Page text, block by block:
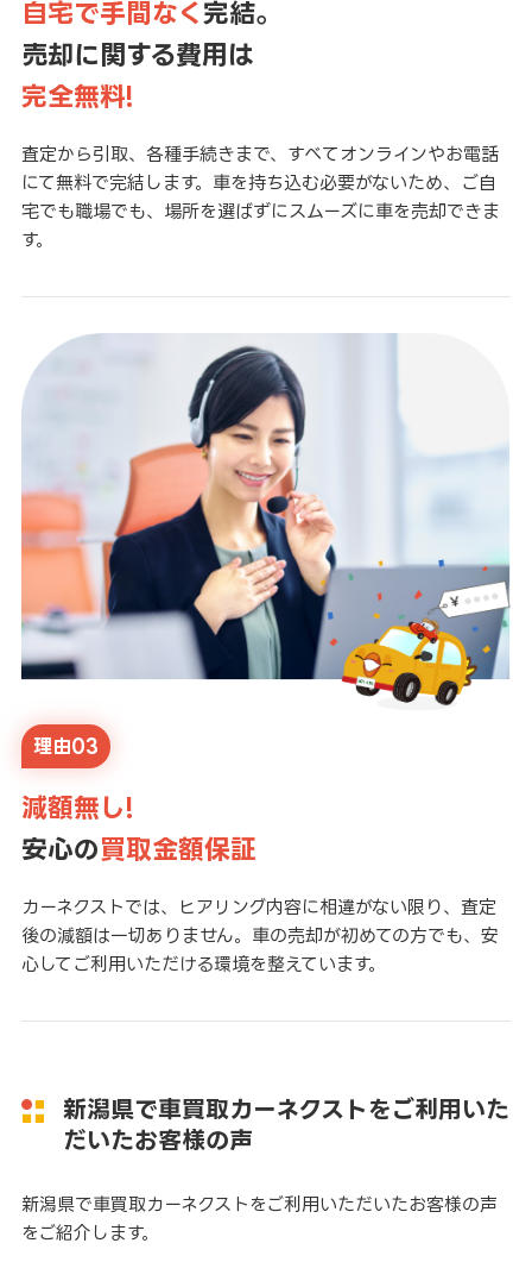
自宅で手間なく 完結。
売却に関する費用は
完全無料!
査定から引取、各種手続きまで、すべてオンラインやお電話
にて無料で完結します。車を持ち込む必要がないため、ご自
宅でも職場でも、場所を選ばずにスムーズに車を売却できま
す。
理由03
減額無し!
安心の買取金額保証
カーネクストでは、ヒアリング内容に相違がない限り、査定
後の減額は一切ありません。車の売却が初めての方でも、安
心してご利用いただける環境を整えています。
新潟県で車買取カーネクストをご利用いた
だいたお客様の声
新潟県で車買取カーネクストをご利用いただいたお客様の声
をご紹介します。